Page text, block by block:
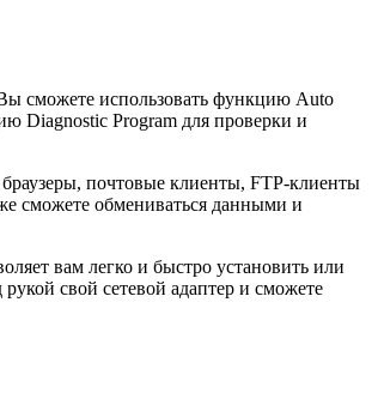
сможете использовать функцию Auto
Diagnostic Program для проверки и
почтовые клиенты, FTP-клиенты
сможете обмениваться данными и
вам легко и быстро установить или
свой сетевой адаптер и сможете